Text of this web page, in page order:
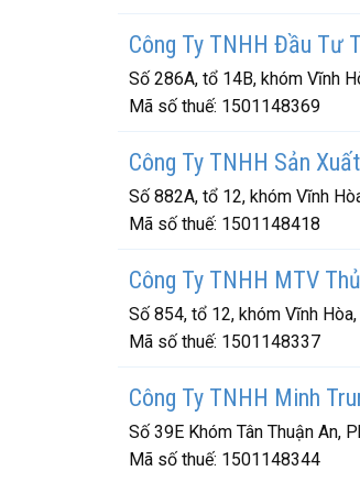
Công Ty TNHH Đầu Tư
Số 286A, tổ 14B, khóm Vĩnh
Mã số thuế: 1501148369
Công Ty TNHH Sản
Số 882A, tổ 12, khóm Vĩnh
Mã số thuế: 1501148418
Công Ty TNHH MTV
Số 854, tổ 12, khóm Vĩnh
Mã số thuế: 1501148337
Công Ty TNHH Minh
Số 39E Khóm Tân Thuận An,
Mã số thuế: 1501148344